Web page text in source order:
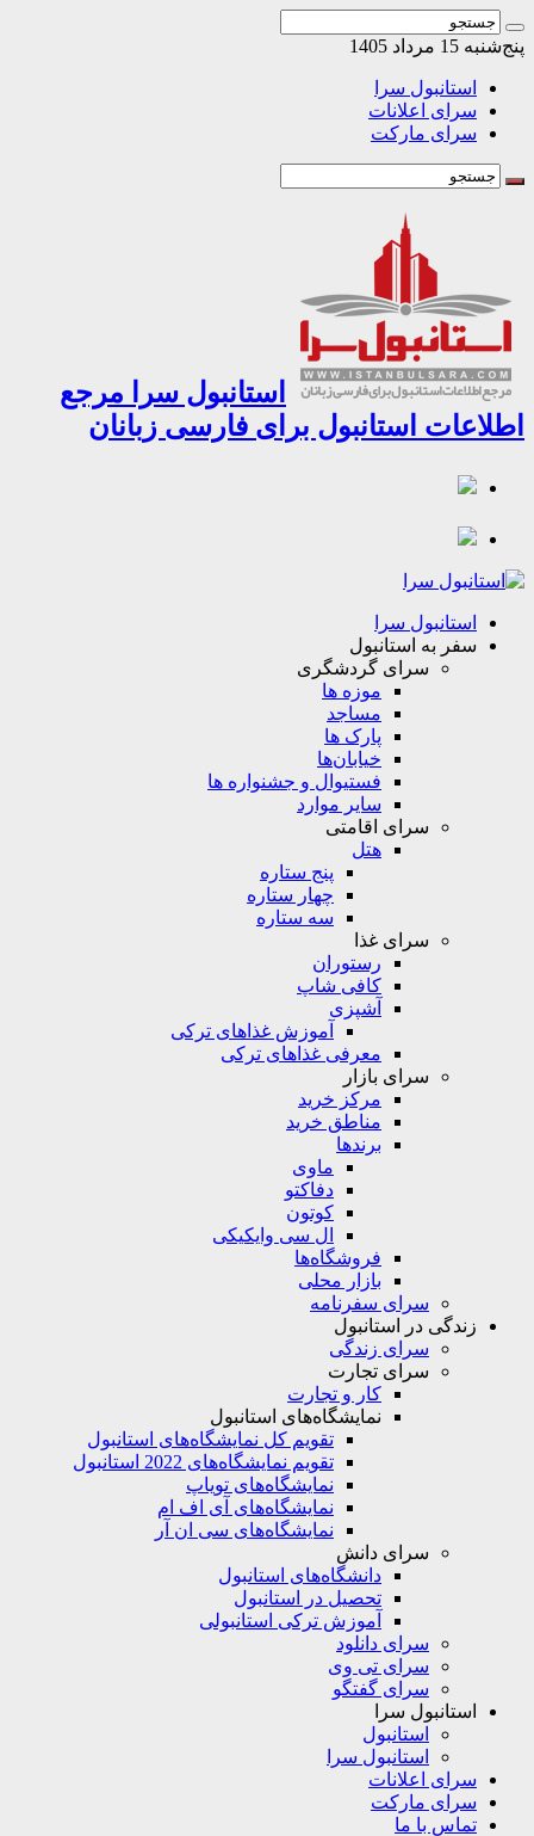
مرداد 1405
استانبول سرا
سرای اعلانات
سرای مارکت
استانبول سرا مرجع
استانبول برای فارسی زبانان
استانبول سرا
سفر به استانبول
سرای گردشگری
موزه ها
مساجد
پارک ها
خیابان‌ها
فستیوال و جشنواره ها
سایر موارد
سرای اقامتی
هتل
پنج ستاره
چهار ستاره
سه ستاره
سرای غذا
رستوران
کافی شاپ
آشپزی
آموزش غذاهای ترکی
معرفی غذاهای ترکی
سرای بازار
مرکز خرید
مناطق خرید
برندها
ماوی
دفاکتو
کوتون
ال سی وایکیکی
فروشگاه‌ها
بازار محلی
سرای سفرنامه
زندگی در استانبول
سرای زندگی
سرای تجارت
کار و تجارت
نمایشگاه‌های استانبول
تقویم کل نمایشگاه‌های استانبول
تقویم نمایشگاه‌های 2022 استانبول
نمایشگاه‌های تویاپ
نمایشگاه‌های آی اف ام
نمایشگاه‌های سی ان آر
سرای دانش
دانشگاه‌های استانبول
تحصیل در استانبول
آموزش ترکی استانبولی
سرای دانلود
سرای تی وی
سرای گفتگو
استانبول سرا
استانبول
استانبول سرا
سرای اعلانات
سرای مارکت
تماس با ما